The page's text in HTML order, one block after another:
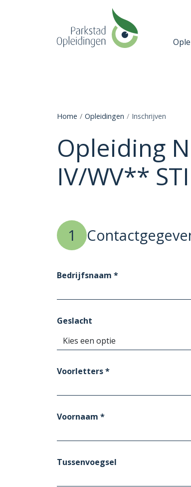
Home Opleidingen Inschrijven
Opleiding
IV/WV**
1
Bedrijfsnaam *
Geslacht
Voorletters *
Voornaam *
Tussenvoegsel